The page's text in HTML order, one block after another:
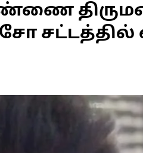
சட்டத்தில்